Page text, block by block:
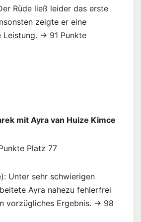
Rüde ließ leider das erste
zeigte er eine
Leistung. → 91 Punkte
mit Ayra van Huize Kimce
Platz 77
Unter sehr schwierigen
Ayra nahezu fehlerfrei
vorzügliches Ergebnis. → 98